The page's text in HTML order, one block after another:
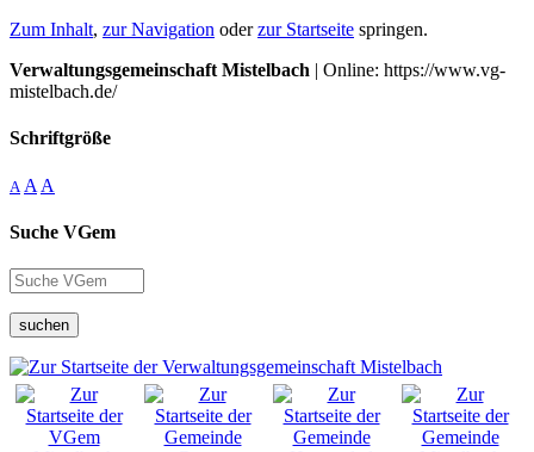
Zum Inhalt, zur Navigation oderzur Startseite springen.
Verwaltungsgemeinschaft Mistelbach | Online: https://www.vg-
mistelbach.de/
Schriftgröße
A A A
Suche VGem
suchen